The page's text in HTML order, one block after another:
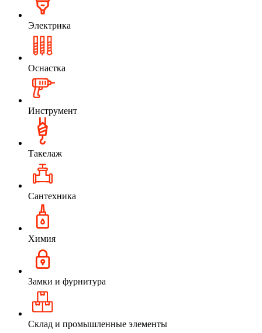
Электрика
Оснастка
Инструмент
Такелаж
Сантехника
Химия
Замки и фурнитура
Склад и промышленные элементы